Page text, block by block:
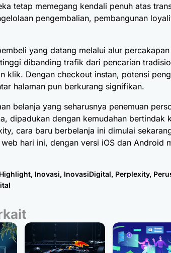
tetap memegang kendali penuh atas
pengembalian, pembangunan
yang datang melalui alur
dibanding trafik dari pencarian
klik. Dengan checkout instan, potensi
halaman pun berkurang signifikan.
belanja yang seharusnya penemuan
dipadukan dengan kemudahan bertindak
cara baru berbelanja ini dimulai
hari ini, dengan versi iOS dan Android
Highlight, Inovasi, InovasiDigital, Perplexity,